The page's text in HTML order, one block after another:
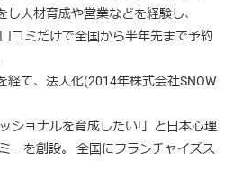
人材育成や営業などを経験し、
コミだけで全国から半年先まで予約
経て、法人化(2014年株式会社SNOW
ショナルを育成したい!」と日本心理
ーを創設。 全国にフランチャイズス